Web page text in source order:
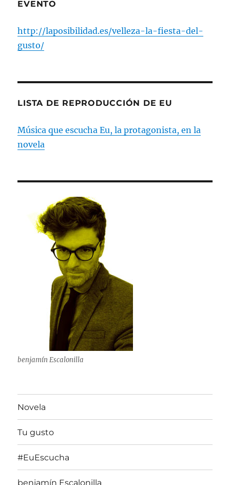
EVENTO
http://laposibilidad.es/velleza-la-fiesta-del-
gusto/
LISTA DE REPRODUCCIÓN DE EU
Música que escucha Eu, la protagonista, en la
novela
benjamín Escalonilla
Novela
Tu gusto
#EuEscucha
benjamín Escalonilla